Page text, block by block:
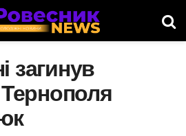
загинув